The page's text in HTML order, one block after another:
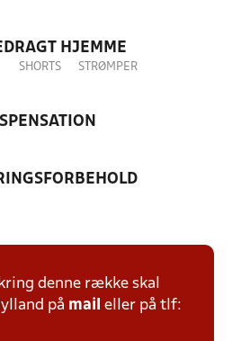
HJEMME
SHORTS STRØMPER
denne række skal
på mail eller på tlf: